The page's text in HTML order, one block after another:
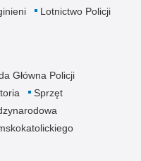
Lotnictwo Policji
Główna Policji
Sprzęt